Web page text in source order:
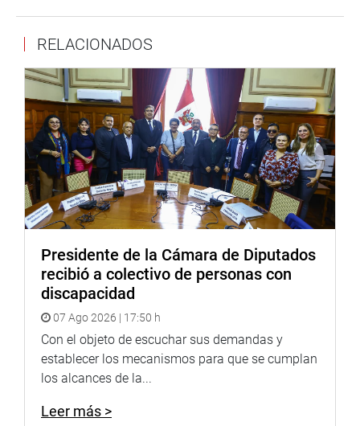
PRENSA CONGRESO
Puede encontrar más información en nuestra página web
y redes sociales.
http://www.congreso.gob.pe/
Facebook:
https://www.facebook.com/congresodelarepublicadelperu?
fref=ts
https://twitter.com/congresoperu>
Youtube: http://www.youtube.com/congresoperu
http://www.youtube.com/congresoperu
Soundcloud:https://soundcloud.com/radiocongreso
https://soundcloud.com/radiocongreso>
Sistema de Archivo Fotográfico (SAF):
http://www4.congreso.gob.pe/fotografia.asp
RELACIONADOS
Presidente de la Cámara de Diputados
recibió a colectivo de personas con
discapacidad
07 Ago 2026 | 17:50 h
Con el objeto de escuchar sus demandas y
establecer los mecanismos para que se cumplan
los alcances de la...
Leer más >